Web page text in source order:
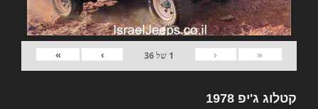
«
‹
1 של36
›
»
קטלוג ג'יפ 1978